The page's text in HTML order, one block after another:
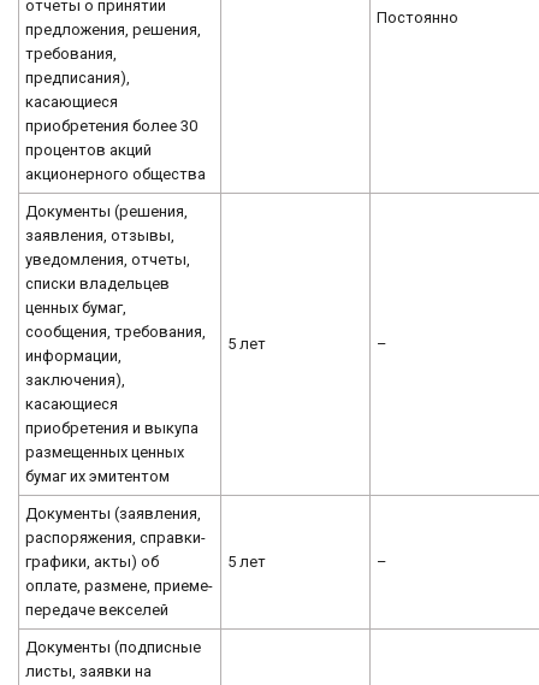
отчеты о принятии
предложения, решения,
требования,
предписания),
касающиеся
приобретения более 30
процентов акций
акционерного общества
Постоянно
Документы (решения,
заявления, отзывы,
уведомления, отчеты,
списки владельцев
ценных бумаг,
сообщения, требования,
информации,
заключения),
касающиеся
приобретения и выкупа
размещенных ценных
бумаг их эмитентом
5 лет –
Документы (заявления,
распоряжения, справки-
графики, акты) об
оплате, размене, приеме-
передаче векселей
5 лет –
Документы (подписные
листы, заявки на